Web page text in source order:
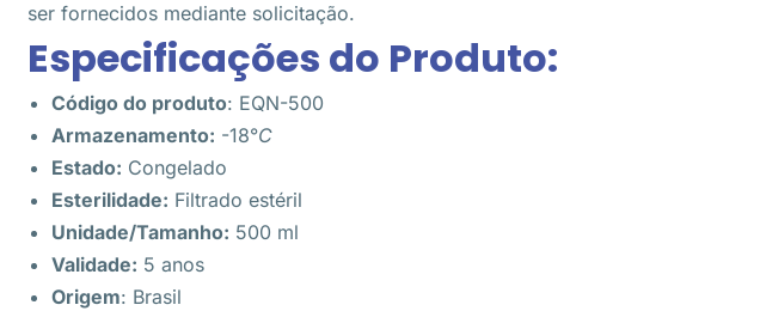
ser fornecidos mediante solicitação.
Especificações do Produto:​
Código do produto: EQN-500
Armazenamento: -18°C
Estado: Congelado
Esterilidade: Filtrado estéril
Unidade/Tamanho: 500 ml
Validade: 5 anos
Origem: Brasil